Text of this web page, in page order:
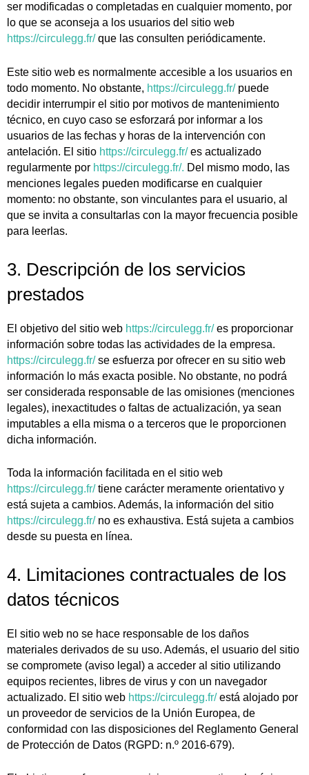
ser modificadas o completadas en cualquier momento, por
lo que se aconseja a los usuarios del sitio web
https://circulegg.fr/que las consulten periódicamente.
Este sitio web es normalmente accesible a los usuarios en
todo momento. No obstante, https://circulegg.fr/puede
decidir interrumpir el sitio por motivos de mantenimiento
técnico, en cuyo caso se esforzará por informar a los
usuarios de las fechas y horas de la intervención con
antelación. El sitio https://circulegg.fr/es actualizado
regularmente por https://circulegg.fr/. Del mismo modo, las
menciones legales pueden modificarse en cualquier
momento: no obstante, son vinculantes para el usuario, al
que se invita a consultarlas con la mayor frecuencia posible
para leerlas.
3. Descripción de los servicios
prestados
El objetivo del sitio web https://circulegg.fr/es proporcionar
información sobre todas las actividades de la empresa.
https://circulegg.fr/se esfuerza por ofrecer en su sitio web
información lo más exacta posible. No obstante, no podrá
ser considerada responsable de las omisiones (menciones
legales), inexactitudes o faltas de actualización, ya sean
imputables a ella misma o a terceros que le proporcionen
dicha información.
Toda la información facilitada en el sitio web
https://circulegg.fr/tiene carácter meramente orientativo y
está sujeta a cambios. Además, la información del sitio
https://circulegg.fr/no es exhaustiva. Está sujeta a cambios
desde su puesta en línea.
4. Limitaciones contractuales de los
datos técnicos
El sitio web no se hace responsable de los daños
materiales derivados de su uso. Además, el usuario del sitio
se compromete (aviso legal) a acceder al sitio utilizando
equipos recientes, libres de virus y con un navegador
actualizado. El sitio web https://circulegg.fr/está alojado por
un proveedor de servicios de la Unión Europea, de
conformidad con las disposiciones del Reglamento General
de Protección de Datos (RGPD: n.º 2016-679).